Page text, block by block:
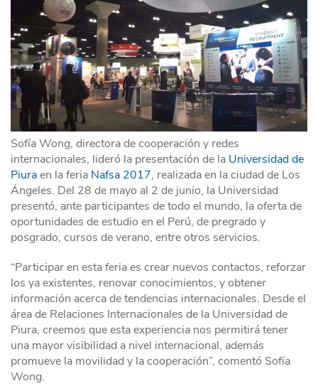
Sofía Wong, directora de cooperación y redes
internacionales, lideró la presentación de la Universidad de
Piuraen la feria Nafsa 2017, realizada en la ciudad de Los
Ángeles. Del 28 de mayo al 2 de junio, la Universidad
presentó, ante participantes de todo el mundo, la oferta de
oportunidades de estudio en el Perú, de pregrado y
posgrado, cursos de verano, entre otros servicios.
“Participar en esta feria es crear nuevos contactos, reforzar
los ya existentes, renovar conocimientos, y obtener
información acerca de tendencias internacionales. Desde el
área de Relaciones Internacionales de la Universidad de
Piura, creemos que esta experiencia nos permitirá tener
una mayor visibilidad a nivel internacional, además
promueve la movilidad y la cooperación”, comentó Sofía
Wong.